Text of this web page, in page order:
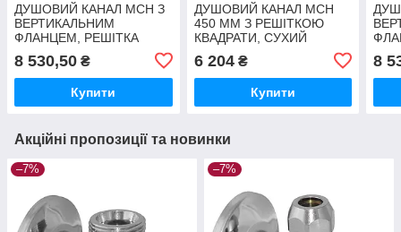
ДУШОВИЙ КАНАЛ МСН З
ВЕРТИКАЛЬНИМ
ФЛАНЦЕМ, РЕШІТКА
КРАПЛІ, СУХИЙ СИФОН
DN40, H65 ММ, L650 ММ
8 530,50 ₴
Купити
ДУШОВИЙ КАНАЛ МСН
450 ММ З РЕШІТКОЮ
КВАДРАТИ, СУХИЙ
СИФОН DN40, H65 ММ,
ГОРИЗОНТАЛЬНИЙ
ФЛАНЕЦЬ
6 204₴
Купити
8
Акційні пропозиції та новинки
–7% –7%